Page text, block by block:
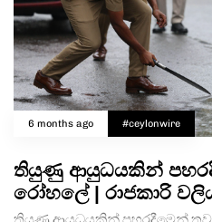
Type and hit enter
6 months ago #ceylonwire
තියුණු ආයුධයකින්
රෝහලේ | රාජකාරි